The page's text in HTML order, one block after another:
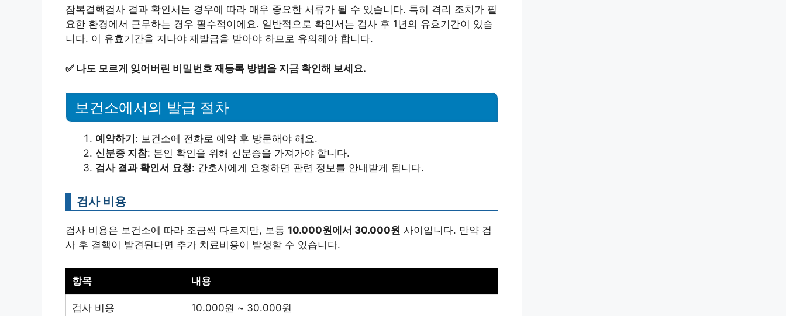
잠복결핵검사 결과 확인서는 경우에 따라 매우 중요한 서류가 될 수 있습니다. 특히 격리 조치가 필
요한 환경에서 근무하는 경우 필수적이에요. 일반적으로 확인서는 검사 후 1년의 유효기간이 있습
니다. 이 유효기간을 지나야 재발급을 받아야 하므로 유의해야 합니다.
✅ 나도 모르게 잊어버린 비밀번호 재등록 방법을 지금 확인해 보세요.
보건소에서의 발급 절차
예약하기 : 보건소에 전화로 예약 후 방문해야 해요.
신분증 지참: 본인 확인을 위해 신분증을 가져가야 합니다.
검사 결과 확인서 요청: 간호사에게 요청하면 관련 정보를 안내받게 됩니다.
검사 비용
검사 비용은 보건소에 따라 조금씩 다르지만, 보통 10.000원에서 30.000원 사이입니다. 만약 검
사 후 결핵이 발견된다면 추가 치료비용이 발생할 수 있습니다.
항목 내용
검사 비용 10.000원 ~ 30.000원